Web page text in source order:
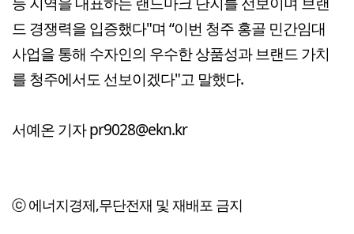
드 경쟁력을 입증했다"며 “이번 청주 홍골 민간임대
사업을 통해 수자인의 우수한 상품성과 브랜드 가치
를 청주에서도 선보이겠다"고 말했다.
서예온 기자 pr9028@ekn.kr
ⓒ 에너지경제,무단전재 및 재배포 금지